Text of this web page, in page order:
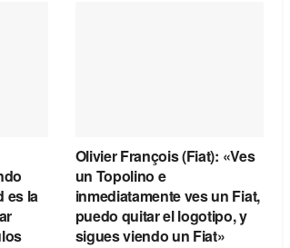
es la
Olivier François (Fiat): «Ves
un Topolino e
inmediatamente ves un Fiat,
puedo quitar el logotipo, y
sigues viendo un Fiat»